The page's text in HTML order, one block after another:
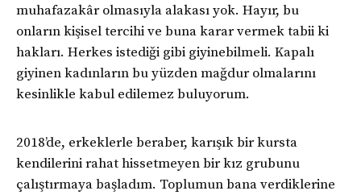
muhafazakâr olmasıyla alakası yok. Hayır, bu
onların kişisel tercihi ve buna karar vermek tabii ki
hakları. Herkes istediği gibi giyinebilmeli. Kapalı
giyinen kadınların bu yüzden mağdur olmalarını
kesinlikle kabul edilemez buluyorum.
2018’de, erkeklerle beraber, karışık bir kursta
kendilerini rahat hissetmeyen bir kız grubunu
çalıştırmaya başladım. Toplumun bana verdiklerine